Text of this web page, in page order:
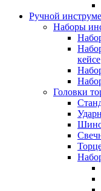
Ручной
Наборы
кейсе
Головки